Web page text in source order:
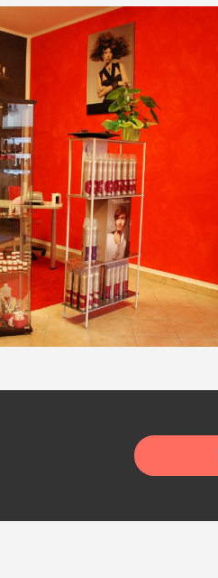
o sulle modalità di